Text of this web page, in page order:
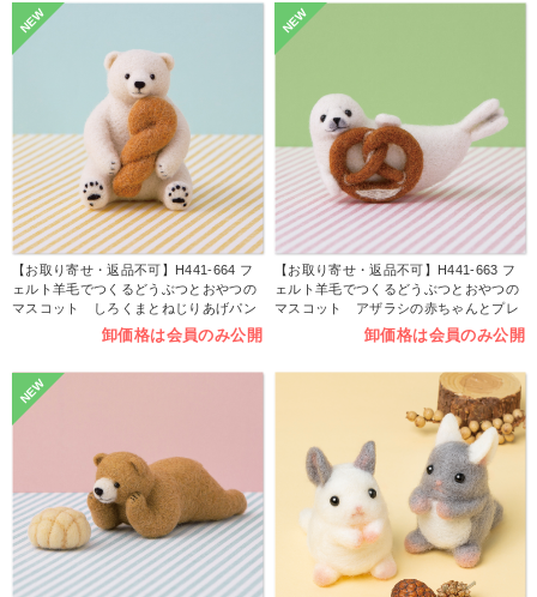
NEW
【お取り寄せ・返品不可】H441-664 フ
ェルト羊毛でつくるどうぶつとおやつの
マスコット しろくまとねじりあげパン
卸価格は会員のみ公開
NEW
【お取り寄せ・返品不可】H441-663 フ
ェルト羊毛でつくるどうぶつとおやつの
マスコット アザラシの赤ちゃんとプレ
卸価格は会員のみ公開
NEW